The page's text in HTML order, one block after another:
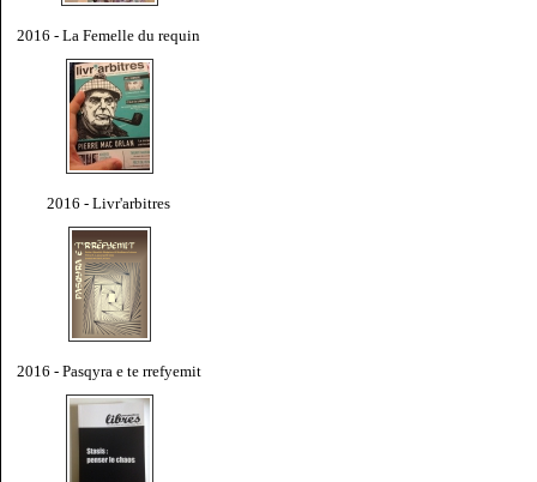
2016 - La Femelle du requin
2016 - Livr'arbitres
2016 - Pasqyra e te rrefyemit